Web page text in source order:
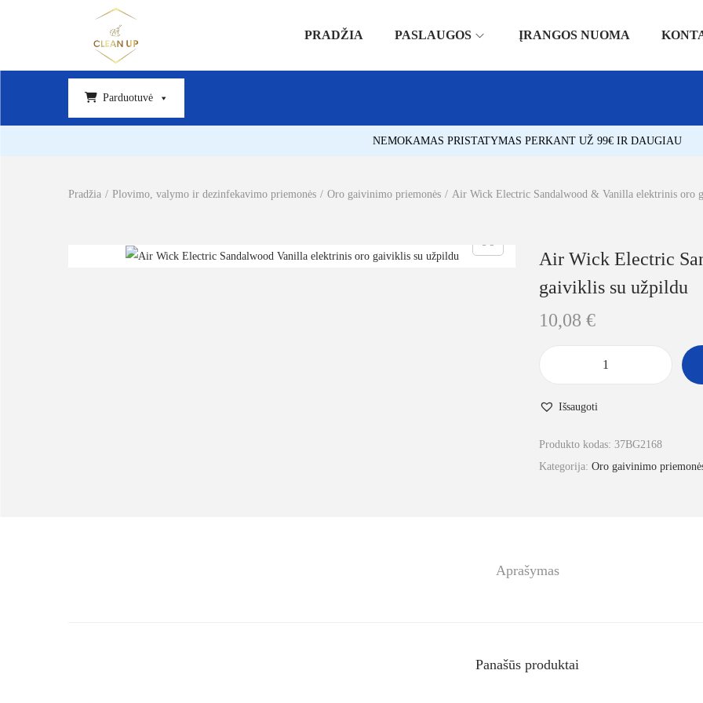
PRADŽIA PASLAUGOS ĮRANGOS NUOMA
Parduotuvė
NEMOKAMAS PRISTATYMAS PERKANT UŽ 99€ IR DAUGIAU
Pradžia / Plovimo, valymo ir dezinfekavimo priemonės / Oro gaivinimo priemonės / Air Wick Electric Sandalwood & Vanilla elektrinis oro
Air Wick Electric
gaiviklis su užpildu
10,08 €
Išsaugoti
Produkto kodas: 37BG2168
Kategorija: Oro gaivinimo
Aprašymas
Panašūs produktai